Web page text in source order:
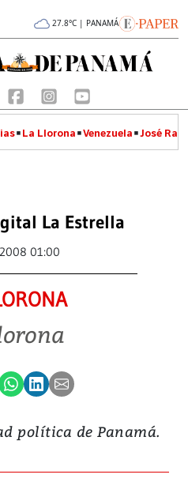
27.8°C | PANAMÁ
La Llorona Venezuela José
La Estrella
01:00
política de Panamá.